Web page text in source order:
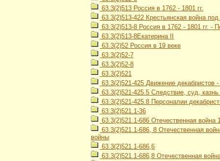
63.3(2)513 Россия в 1762 - 1801 гг.
63.3(2)513-422 Крестьянская война
63.3(2)513-8 Россия в 1762 - 1801 гг. -
63.3(2)513-8Екатерина II
63.3(2)52 Россия в 19 веке
63.3(2)52-7
63.3(2)52-8
63.3(2)521
63.3(2)521-425 Движение декабристов
63.3(2)521-425.5 Следствие, суд,
63.3(2)521-425.8 Персоналии
63.3(2)521.1-36
63.3(2)521.1-686 Отечественная война
63.3(2)521.1-686, 8 Отечественная
войны
63.3(2)521.1-686,6
63.3(2)521.1-686,8 Отечественная